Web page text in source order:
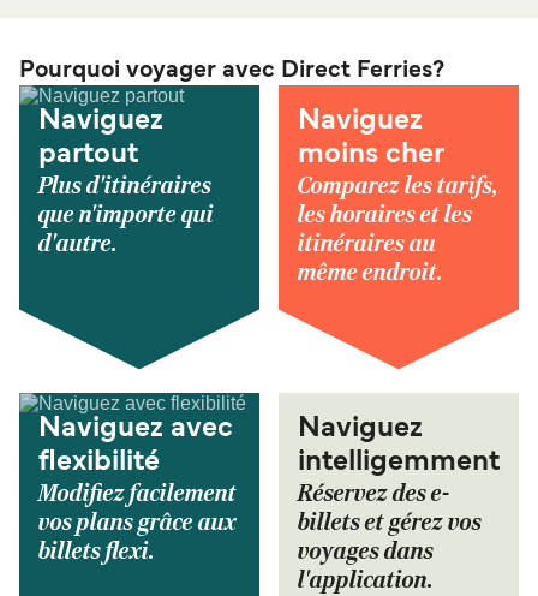
Pourquoi voyager avec Direct Ferries?
Naviguez
partout
Plus d'itinéraires
que n'importe qui
d'autre.
Naviguez
moins cher
Comparez les tarifs,
les horaires et les
itinéraires au
même endroit.
Naviguez avec
flexibilité
Modifiez facilement
vos plans grâce aux
billets flexi.
Naviguez
intelligemment
Réservez des e-
billets et gérez vos
voyages dans
l'application.